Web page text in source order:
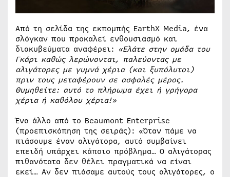
Από τη σελίδα της εκπομπής EarthX Media, ένα
σλόγκαν που προκαλεί ενθουσιασμό και
διακυβεύματα αναφέρει: «Ελάτε στην ομάδα του
Γκάρι καθώς λερώνονται, παλεύοντας με
αλιγάτορες με γυμνά χέρια (και ξυπόλυτοι)
πριν τους μεταφέρουν σε ασφαλές μέρος.
Θυμηθείτε: αυτό το πλήρωμα έχει ή γρήγορα
χέρια ή καθόλου χέρια!»
Ένα άλλο από το Beaumont Enterprise
(προεπισκόπηση της σειράς): «Όταν πάμε να
πιάσουμε έναν αλιγάτορα, αυτό συμβαίνει
επειδή υπάρχει κάποιο πρόβλημα… Ο αλιγάτορας
πιθανότατα δεν θέλει πραγματικά να είναι
εκεί… Αν δεν πιάσαμε αυτούς τους αλιγάτορες, ο